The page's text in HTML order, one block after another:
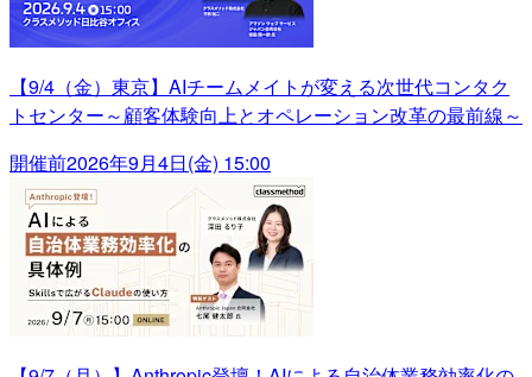
【9/4（金）東京】AIチームメイトが変える次世代コンタク
トセンター～顧客体験向上とオペレーション改革の最前線～
開催前2026年9月4日(金) 15:00